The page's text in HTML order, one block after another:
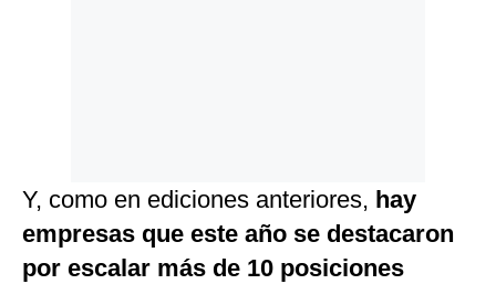
Y, como en ediciones anteriores, hay
empresas que este año se destacaron
por escalar más de 10 posiciones